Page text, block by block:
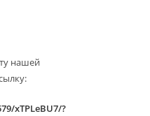
нашей
xTPLeBU7/?